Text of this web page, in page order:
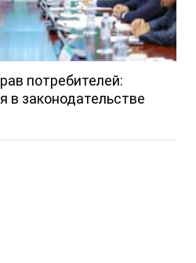
потребителей:
в законодательстве